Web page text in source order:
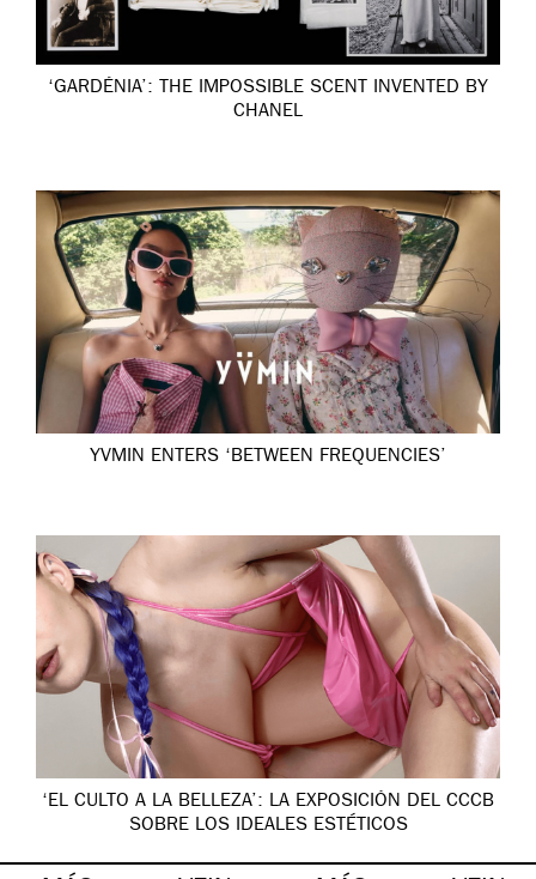
‘GARDÉNIA’: THE IMPOSSIBLE SCENT INVENTED BY
CHANEL
YVMIN ENTERS ‘BETWEEN FREQUENCIES’
‘EL CULTO A LA BELLEZA’: LA EXPOSICIÓN DEL CCCB
SOBRE LOS IDEALES ESTÉTICOS